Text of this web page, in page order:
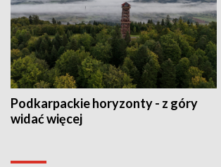
Podkarpackie horyzonty - z góry
widać więcej